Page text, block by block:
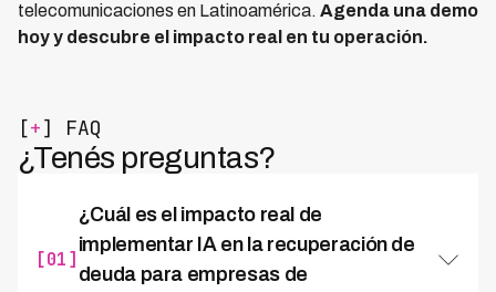
telecomunicaciones en Latinoamérica. Agenda una demo
hoy y descubre el impacto real en tu operación.
[+] FAQ
¿Tenés preguntas?
[01]
¿Cuál es el impacto real de
implementar IA en la recuperación de
deuda para empresas de